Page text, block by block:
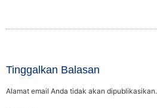
Tinggalkan Balasan
Alamat email Anda tidak akan dipublikasikan.